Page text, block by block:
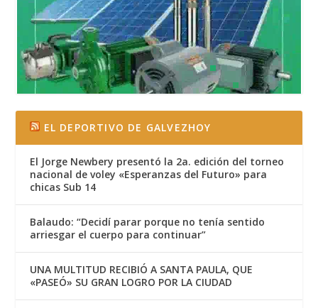
EL DEPORTIVO DE GALVEZHOY
El Jorge Newbery presentó la 2a. edición del torneo
nacional de voley «Esperanzas del Futuro» para
chicas Sub 14
Balaudo: “Decidí parar porque no tenía sentido
arriesgar el cuerpo para continuar”
UNA MULTITUD RECIBIÓ A SANTA PAULA, QUE
«PASEÓ» SU GRAN LOGRO POR LA CIUDAD